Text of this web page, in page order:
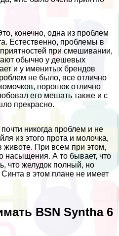
конечно, одна из проблем
Естественно, проблемы в
при смешивании,
обычно у дешевых
и у именитых брендов
не было, все отлично
порошок отлично
его мешать также и с
прекрасно.
никогда проблем и не
из этого прота и молочка,
животе. При всем при этом,
насыщения. А то бывает, что
что желудок полный, но
Синта в этом плане не имеет
BSN Syntha 6